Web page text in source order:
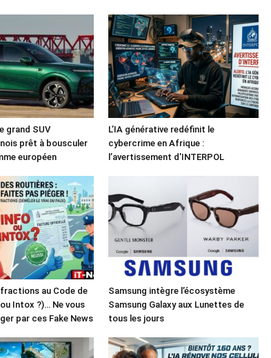
grand SUV
prêt à bousculer
européen
L’IA générative redéfinit le
cybercrime en Afrique :
l’avertissement d’INTERPOL
au Code de
Intox ?)… Ne vous
par ces Fake News
Samsung intègre l’écosystème
Samsung Galaxy aux Lunettes de
tous les jours